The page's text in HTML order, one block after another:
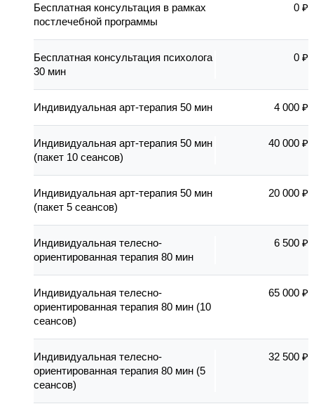
Бесплатная консультация в рамках
постлечебной программы
0 ₽
Бесплатная консультация психолога
30 мин
0 ₽
Индивидуальная арт-терапия 50 мин 4 000 ₽
Индивидуальная арт-терапия 50 мин
(пакет 10 сеансов)
40 000 ₽
Индивидуальная арт-терапия 50 мин
(пакет 5 сеансов)
20 000 ₽
Индивидуальная телесно-
ориентированная терапия 80 мин
6 500 ₽
Индивидуальная телесно-
ориентированная терапия 80 мин (10
сеансов)
65 000 ₽
Индивидуальная телесно-
ориентированная терапия 80 мин (5
сеансов)
32 500 ₽